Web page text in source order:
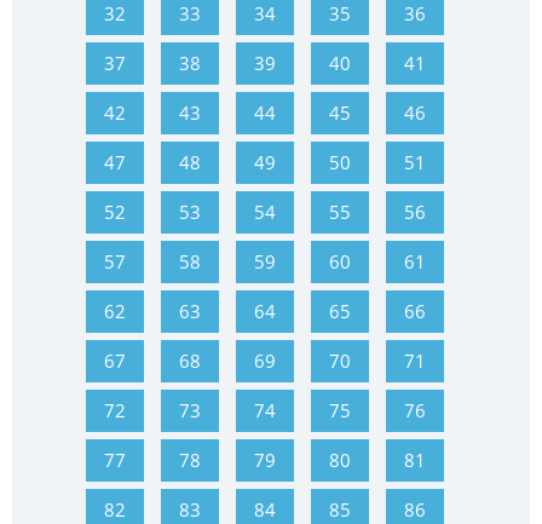
32 33 34 35 36
37 38 39 40 41
42 43 44 45 46
47 48 49 50 51
52 53 54 55 56
57 58 59 60 61
62 63 64 65 66
67 68 69 70 71
72 73 74 75 76
77 78 79 80 81
82 83 84 85 86